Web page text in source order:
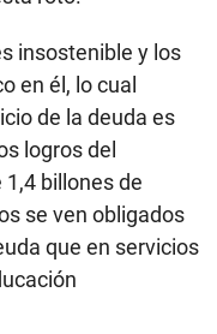
insostenible y los
en él, lo cual
de la deuda es
logros del
billones de
se ven obligados
que en servicios